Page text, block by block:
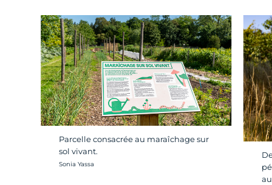
Parcelle consacrée au maraîchage sur
sol vivant.
Crédit photo :
Sonia Yassa